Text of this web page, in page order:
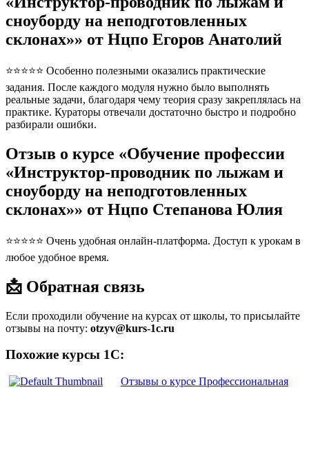
сноуборду на неподготовленных
склонах»» от Нцпо Егоров Анатолий
⭐⭐⭐⭐⭐ Особенно полезными оказались практические
задания. После каждого модуля нужно было выполнять
реальные задачи, благодаря чему теория сразу закреплялась на
практике. Кураторы отвечали достаточно быстро и подробно
разбирали ошибки.
Отзыв о курсе «Обучение профессии
«Инструктор-проводник по лыжам и
сноуборду на неподготовленных
склонах»» от Нцпо Степанова Юлия
⭐⭐⭐⭐⭐ Очень удобная онлайн-платформа. Доступ к урокам в
любое удобное время.
📩 Обратная связь
Если проходили обучение на курсах от школы, то присылайте
отзывы на почту: otzyv@kurs-1c.ru
Похожие курсы 1С:
Отзывы о курсе Профессиональная